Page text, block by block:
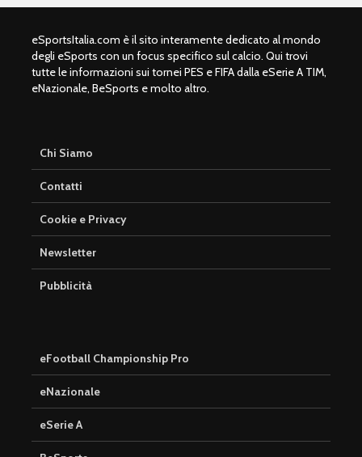
eSportsItalia.com è il sito interamente dedicato al mondo
degli eSports con un focus specifico sul calcio. Qui trovi
tutte le informazioni sui tornei PES e FIFA dalla eSerie A TIM,
eNazionale, BeSports e molto altro.
Chi Siamo
Contatti
Cookie e Privacy
Newsletter
Pubblicità
eFootball Championship Pro
eNazionale
eSerie A